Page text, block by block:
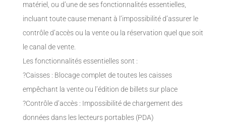
matériel, ou d’une de ses fonctionnalités essentielles,
incluant toute cause menant à l’impossibilité d’assurer le
contrôle d’accès ou la vente ou la réservation quel que soit
le canal de vente.
Les fonctionnalités essentielles sont :
?Caisses : Blocage complet de toutes les caisses
empêchant la vente ou l’édition de billets sur place
?Contrôle d’accès : Impossibilité de chargement des
données dans les lecteurs portables (PDA)